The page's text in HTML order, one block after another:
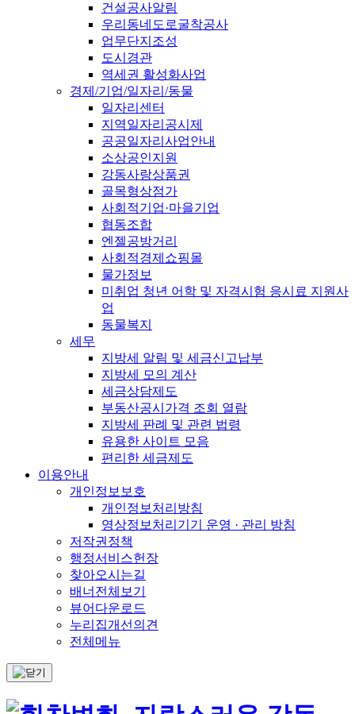
건설공사알림
우리동네도로굴착공사
업무단지조성
도시경관
역세권 활성화사업
경제/기업/일자리/동물
일자리센터
지역일자리공시제
공공일자리사업안내
소상공인지원
강동사랑상품권
골목형상점가
사회적기업·마을기업
협동조합
엔젤공방거리
사회적경제쇼핑몰
물가정보
미취업 청년 어학 및 자격시험 응시료 지원사
업
동물복지
세무
지방세 알림 및 세금신고납부
지방세 모의 계산
세금상담제도
부동산공시가격 조회 열람
지방세 판례 및 관련 법령
유용한 사이트 모음
편리한 세금제도
이용안내
개인정보보호
개인정보처리방침
영상정보처리기기 운영 · 관리 방침
저작권정책
행정서비스헌장
찾아오시는길
배너전체보기
뷰어다운로드
누리집개선의견
전체메뉴